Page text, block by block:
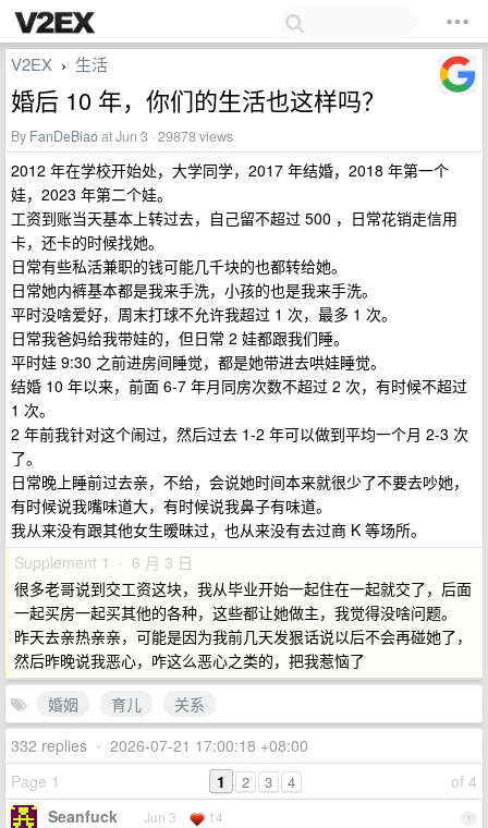
V2EX › 生活
婚后 10 年，你们的生活也这样吗？
By FanDeBiaoat Jun 3 · 29878 views
2012 年在学校开始处，大学同学，2017 年结婚，2018 年第一个
娃，2023 年第二个娃。
工资到账当天基本上转过去，自己留不超过 500 ，日常花销走信用
卡，还卡的时候找她。
日常有些私活兼职的钱可能几千块的也都转给她。
日常她内裤基本都是我来手洗，小孩的也是我来手洗。
平时没啥爱好，周末打球不允许我超过 1 次，最多 1 次。
日常我爸妈给我带娃的，但日常 2 娃都跟我们睡。
平时娃 9:30 之前进房间睡觉，都是她带进去哄娃睡觉。
结婚 10 年以来，前面 6-7 年月同房次数不超过 2 次，有时候不超过
1 次。
2 年前我针对这个闹过，然后过去 1-2 年可以做到平均一个月 2-3 次
了。
日常晚上睡前过去亲，不给，会说她时间本来就很少了不要去吵她，
有时候说我嘴味道大，有时候说我鼻子有味道。
我从来没有跟其他女生暧昧过，也从来没有去过商 K 等场所。
Supplement 1 · 6 月 3 日
很多老哥说到交工资这块，我从毕业开始一起住在一起就交了，后面
一起买房一起买其他的各种，这些都让她做主，我觉得没啥问题。
昨天去亲热亲亲，可能是因为我前几天发狠话说以后不会再碰她了，
然后昨晚说我恶心，咋这么恶心之类的，把我惹恼了
婚姻
育儿
关系
332 replies • 2026-07-21 17:00:18 +08:00
Page 1
of 4
1 2 3 4
1
Seanfuck Jun 3 14